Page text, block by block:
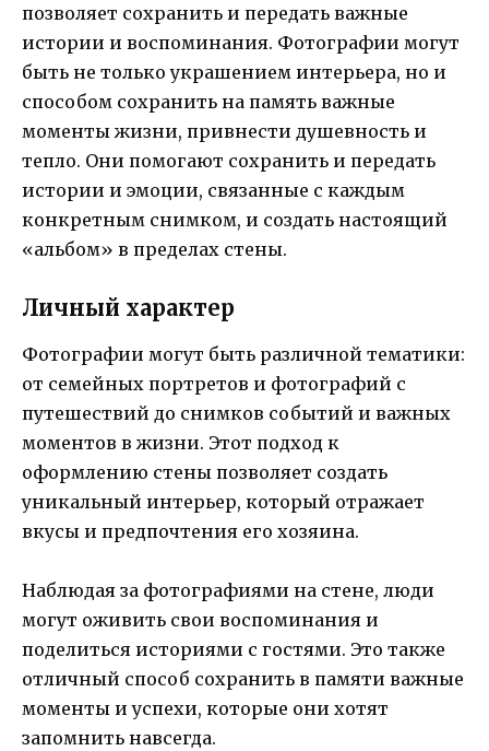
позволяет сохранить и передать важные
истории и воспоминания. Фотографии могут
быть не только украшением интерьера, но и
способом сохранить на память важные
моменты жизни, привнести душевность и
тепло. Они помогают сохранить и передать
истории и эмоции, связанные с каждым
конкретным снимком, и создать настоящий
«альбом» в пределах стены.
Личный характер
Фотографии могут быть различной тематики:
от семейных портретов и фотографий с
путешествий до снимков событий и важных
моментов в жизни. Этот подход к
оформлению стены позволяет создать
уникальный интерьер, который отражает
вкусы и предпочтения его хозяина.
Наблюдая за фотографиями на стене, люди
могут оживить свои воспоминания и
поделиться историями с гостями. Это также
отличный способ сохранить в памяти важные
моменты и успехи, которые они хотят
запомнить навсегда.